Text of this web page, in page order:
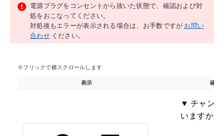
電源プラグをコンセントから抜いた状態で、確認および対
処をおこなってください。
対処後もエラーが表示される場合は、お手数ですが お問い
合わせ ください。
表示 確認
チャン
いますか？